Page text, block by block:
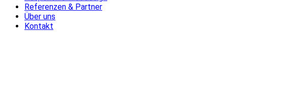
Referenzen & Partner
Über uns
Kontakt